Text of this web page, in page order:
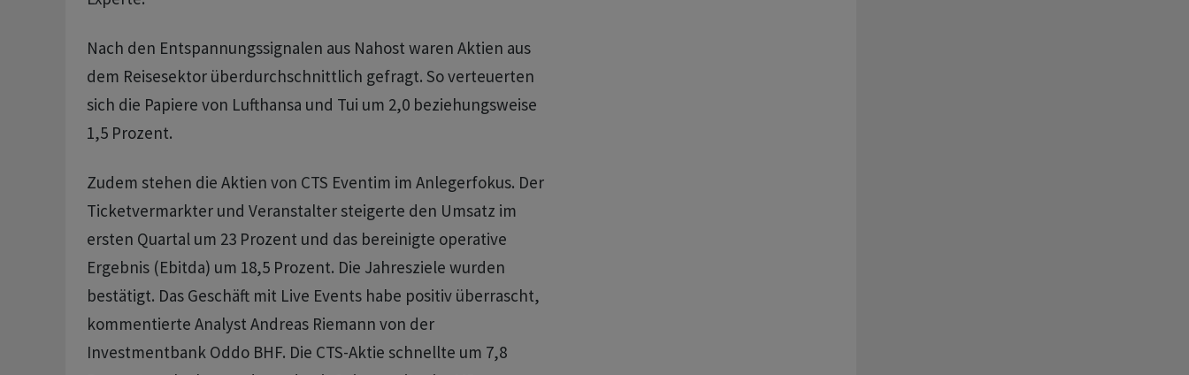
Nach den Entspannungssignalen aus Nahost waren Aktien aus
dem Reisesektor überdurchschnittlich gefragt. So verteuerten
sich die Papiere von Lufthansa und Tui um 2,0 beziehungsweise
1,5 Prozent.
Zudem stehen die Aktien von CTS Eventim im Anlegerfokus. Der
Ticketvermarkter und Veranstalter steigerte den Umsatz im
ersten Quartal um 23 Prozent und das bereinigte operative
Ergebnis (Ebitda) um 18,5 Prozent. Die Jahresziele wurden
bestätigt. Das Geschäft mit Live Events habe positiv überrascht,
kommentierte Analyst Andreas Riemann von der
Investmentbank Oddo BHF. Die CTS-Aktie schnellte um 7,8